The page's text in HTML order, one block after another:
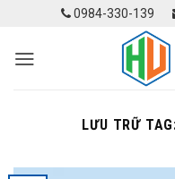
content
0984-330-139
LƯU TRỮ